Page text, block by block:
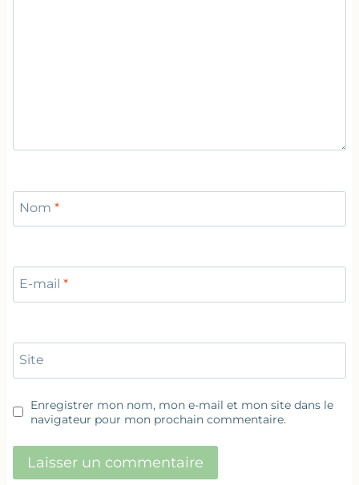
Nom *
E-mail *
Site
Enregistrer mon nom, mon e-mail et mon site dans le
navigateur pour mon prochain commentaire.